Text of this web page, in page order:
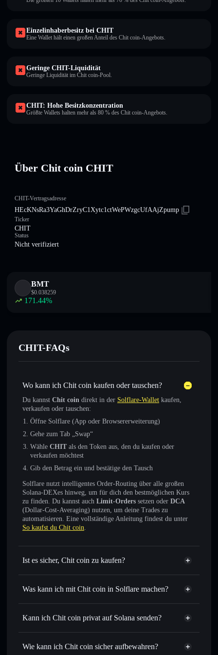
Einzelinhaberbesitz bei CHIT
Eine Wallet hält einen großen Anteil des Chit coin-Angebots.
Geringe CHIT-Liquidität
Geringe Liquidität im Chit coin-Pool.
CHIT: Hohe Besitzkonzentration
Größte Wallets halten mehr als 80 % des Chit coin-Angebots.
Über Chit coin CHIT
CHIT-Vertragsadresse
HEcKNsRa3YaGhDrZryC1Xytc1ctWePWzgcUfAAjZpump
Ticker
CHIT
Status
Nicht verifiziert
BMT
$0.038259
171.44%
CHIT-FAQs
Wo kann ich Chit coin kaufen oder tauschen?
Du kannst Chit coin direkt in der Solflare-Wallet kaufen,
verkaufen oder tauschen:
Öffne Solflare (App oder Browsererweiterung)
Gehe zum Tab „Swap“
Wähle CHIT als den Token aus, den du kaufen oder
verkaufen möchtest
Gib den Betrag ein und bestätige den Tausch
Solflare nutzt intelligentes Order-Routing über alle großen
Solana-DEXes hinweg, um für dich den bestmöglichen Kurs
zu finden. Du kannst auch Limit-Orders setzen oder DCA
(Dollar-Cost-Averaging) nutzen, um deine Trades zu
automatisieren. Eine vollständige Anleitung findest du unter
So kaufst du Chit coin.
Ist es sicher, Chit coin zu kaufen?
Chit coin nicht verifiziert
Was kann ich mit Chit coin in Solflare machen?
Chit coin
Solflare-Wallet
Sofort tauschen– handle CHIT gegen SOL, USDC oder
Routing zum bestmöglichen Kurs
Limit-Orders setzen– automatisiere Trades zu deinem
Kann ich Chit coin privat auf Solana senden?
Privacy
Wie kann ich Chit coin sicher aufbewahren?